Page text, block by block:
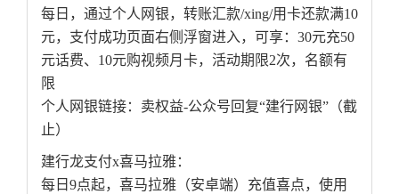
每日，通过个人网银，转账汇款/xing/用卡还款满10
元，支付成功页面右侧浮窗进入，可享：30元充50
元话费、10元购视频月卡，活动期限2次，名额有
限
个人网银链接：卖权益-公众号回复“建行网银”（截
止）
建行龙支付x喜马拉雅：
每日9点起，喜马拉雅（安卓端）充值喜点，使用